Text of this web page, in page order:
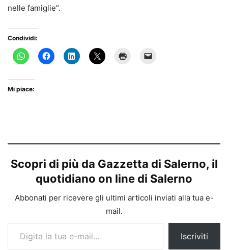
nelle famiglie”.
Condividi:
Mi piace:
Scopri di più da Gazzetta di Salerno, il
quotidiano on line di Salerno
Abbonati per ricevere gli ultimi articoli inviati alla tua e-
mail.
Digita la tua e-mail...
Iscriviti